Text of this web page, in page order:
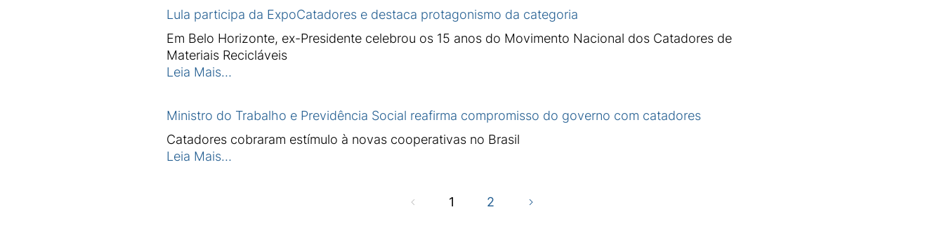
Lula participa da ExpoCatadores e destaca protagonismo da categoria
Em Belo Horizonte, ex-Presidente celebrou os 15 anos do Movimento Nacional dos Catadores de
Materiais Recicláveis
Leia Mais…
Ministro do Trabalho e Previdência Social reafirma compromisso do governo com catadores
Catadores cobraram estímulo à novas cooperativas no Brasil
Leia Mais…
1 2